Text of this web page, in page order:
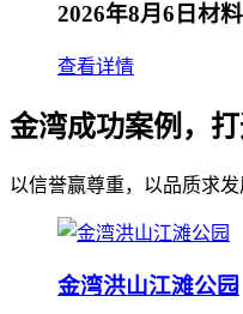
2026年8月6日材
查看详情
金湾成功案例，
以信誉赢尊重，以品质求发
金湾洪山江滩公园